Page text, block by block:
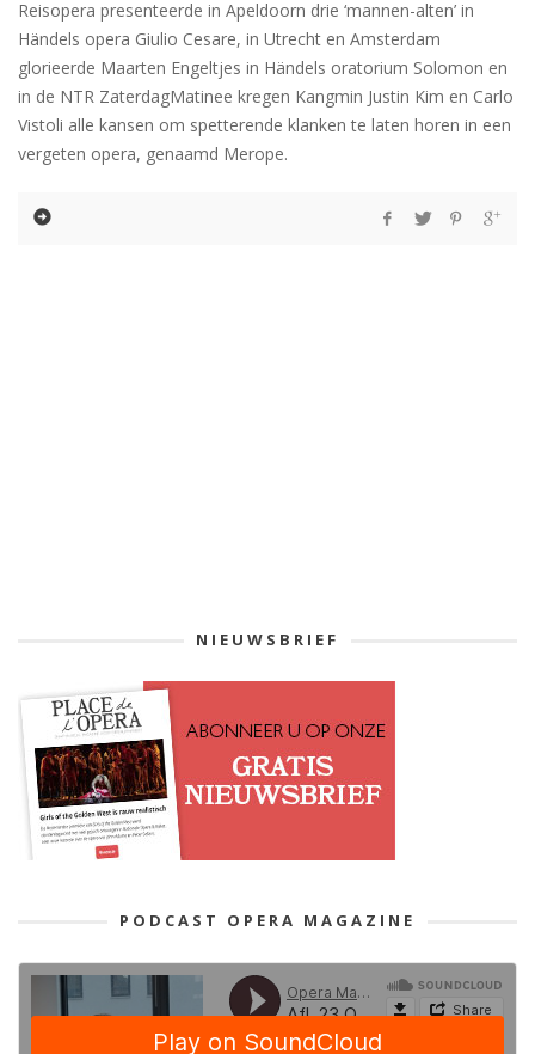
Reisopera presenteerde in Apeldoorn drie ‘mannen-alten’ in
Händels opera Giulio Cesare, in Utrecht en Amsterdam
glorieerde Maarten Engeltjes in Händels oratorium Solomon en
in de NTR ZaterdagMatinee kregen Kangmin Justin Kim en Carlo
Vistoli alle kansen om spetterende klanken te laten horen in een
vergeten opera, genaamd Merope.
NIEUWSBRIEF
PODCAST OPERA MAGAZINE